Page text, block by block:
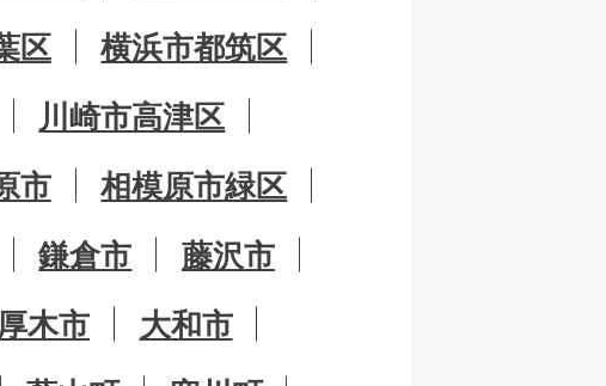
区
横浜市都筑区
川崎市高津区
市
相模原市緑区
鎌倉市
藤沢市
木市
大和市